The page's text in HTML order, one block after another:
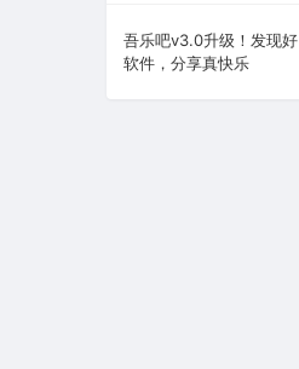
系统下载
吾乐吧v3.0升级！发现好
软件，分享真快乐